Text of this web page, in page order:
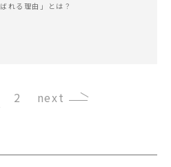
ばれる理由」とは？
2 ›